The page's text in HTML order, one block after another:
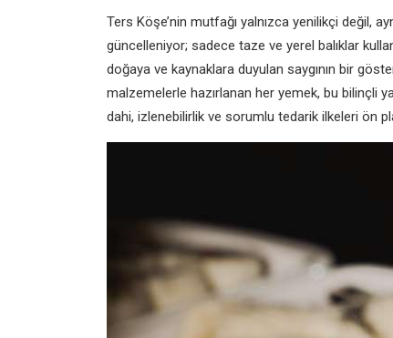
Ters Köşe’nin mutfağı yalnızca yenilikçi değil,
güncelleniyor; sadece taze ve yerel balıklar
doğaya ve kaynaklara duyulan saygının bir
malzemelerle hazırlanan her yemek, bu bilinçli
dahi, izlenebilirlik ve sorumlu tedarik ilkeleri ön